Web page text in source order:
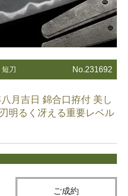
短刀 No.231692
月吉日 錦合口拵付 美し
明るく冴える重要レベル
ご成約